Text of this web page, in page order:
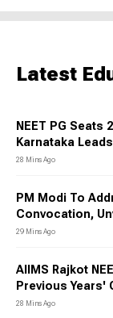
Latest
NEET PG Seats
Karnataka
28 Mins Ago
PM Modi To
Convocation,
29 Mins Ago
AIIMS Rajkot
Previous Years'
28 Mins Ago